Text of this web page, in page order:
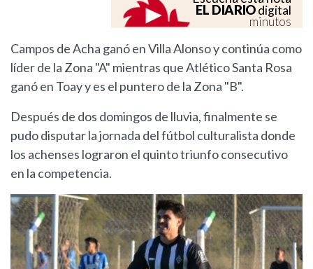
EL DIARIOdigital
minutos
Campos de Acha ganó en Villa Alonso y continúa como
líder de la Zona "A" mientras que Atlético Santa Rosa
ganó en Toay y es el puntero de la Zona "B".
Después de dos domingos de lluvia, finalmente se
pudo disputar la jornada del fútbol culturalista donde
los achenses lograron el quinto triunfo consecutivo
en la competencia.